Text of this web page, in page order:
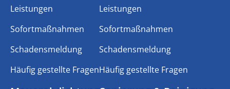
Leistungen
Sofortmaßnahmen
Schadensmeldung
Häufig gestellte Fragen
Leistungen
Sofortmaßnahmen
Schadensmeldung
Häufig gestellte Fragen